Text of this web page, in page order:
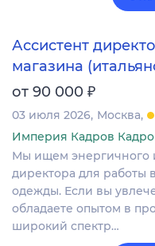
Ассистент
магазина
от 90 000 ₽
03 июля 2026 Москва
Империя Кадров
Мы ищем энергичного
директора для работы
одежды. Если вы
обладаете опытом в
широкий спектр…